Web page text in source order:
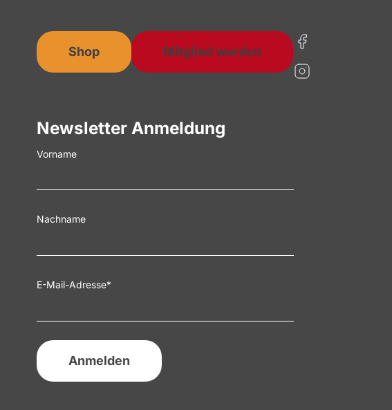
Shop Mitglied werden
Newsletter Anmeldung
Vorname
Nachname
E-Mail-Adresse*